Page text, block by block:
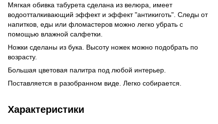
Мягкая обивка табурета сделана из велюра, имеет
водоотталкивающий эффект и эффект "антикиготь". Следы от
напитков, еды или фломастеров можно легко убрать с
помощью влажной салфетки.
Ножки сделаны из бука. Высоту ножек можно подобрать по
возрасту.
Большая цветовая палитра под любой интерьер.
Поставляется в разобранном виде. Легко собирается.
Характеристики